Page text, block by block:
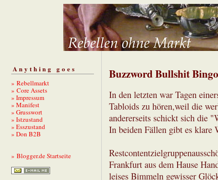
Anything goes
» Rebellmarkt
» Core Assets
» Impressum
» Manifest
» Grusswort
» Istzustand
» Esszustand
» Don B2B
» Blogger.de Startseite
Buzzword Bullshit
In den letzten war Tagen
Tabloids zu hören,weil die
andererseits schickt sich die
In beiden Fällen gibt es klare
Frankfurt aus dem Hause
leises Bimmeln gewisser